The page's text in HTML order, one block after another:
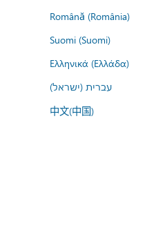
Română (România)
Suomi (Suomi)
Ελληνικά (Ελλάδα)
עברית (ישראל)
中文(中国)